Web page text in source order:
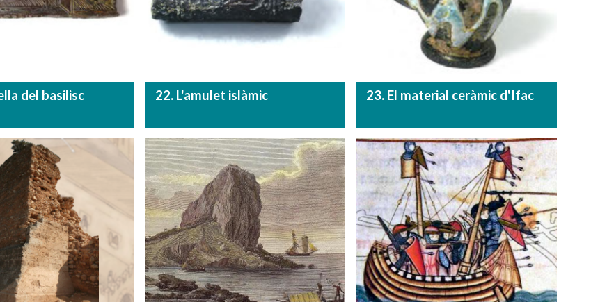
del basilisc 22. L'amulet islàmic 23. El material ceràmic d'Ifac